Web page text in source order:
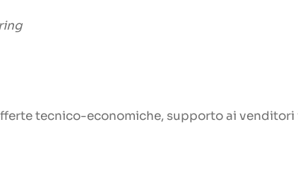
tecnico-economiche, supporto ai